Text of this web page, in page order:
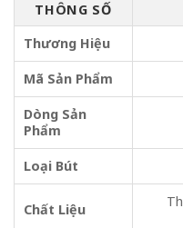
THÔNG SỐ
Thương Hiệu
Mã Sản Phẩm
Dòng Sản
Phẩm
Loại Bút
Chất Liệu